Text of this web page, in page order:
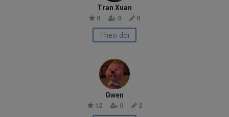
Tran Xuan
0 0 0
Theo dõi
Gwen
12 0 2